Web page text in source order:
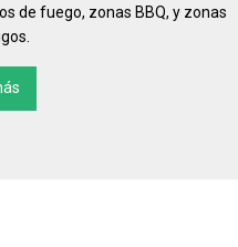
de fuego, zonas BBQ, y zonas